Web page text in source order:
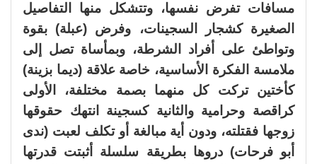
مسافات تفرض نفسها، وتتشكل منها التفاصيل
الصغيرة كشجار السجينات، وفرض (عبلة) بقوة
وتواطئ على أفراد الشرطة، وبمأساة تصل إلى
ملامسة الفكرة الأساسية، خاصة علاقة (ديما بزينة)
كأختين تركت كل منهما بصمة مختلفة، الأولى
كراقصة وحرامية والثانية كسجينة انتهك حقوقها
زوجها فقتلته، ودون أية مبالغة أو تكلف لعبت (ندى
أبو فرحات) دروها بطريقة سلسلة أثبتت قدرتها